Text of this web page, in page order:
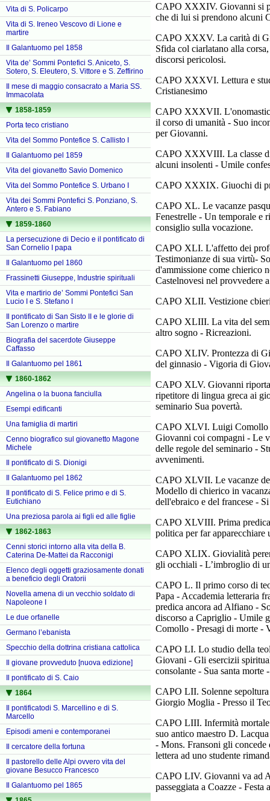
Vita di S. Policarpo
Vita di S. Ireneo Vescovo di Lione e
martire
Il Galantuomo pel 1858
Vita de’ Sommi Pontefici S. Aniceto, S.
Sotero, S. Eleutero, S. Vittore e S. Zeffirino
Il mese di maggio consacrato a Maria SS.
Immacolata
1858-1859
Porta teco cristiano
Vita del Sommo Pontefice S. Callisto I
Il Galantuomo pel 1859
Vita del giovanetto Savio Domenico
Vita del Sommo Pontefice S. Urbano I
Vita dei Sommi Pontefici S. Ponziano, S.
Antero e S. Fabiano
1859-1860
La persecuzione di Decio e il pontificato di
San Cornelio I papa
Il Galantuomo pel 1860
Frassinetti Giuseppe, Industrie spirituali
Vita e martirio de’ Sommi Pontefici San
Lucio I e S. Stefano I
Il pontificato di San Sisto II e le glorie di
San Lorenzo o martire
Biografia del sacerdote Giuseppe
Caffasso
Il Galantuomo pel 1861
1860-1862
Angelina o la buona fanciulla
Esempi edificanti
Una famiglia di martiri
Cenno biografico sul giovanetto Magone
Michele
Il pontificato di S. Dionigi
Il Galantuomo pel 1862
Il pontificato di S. Felice primo e di S.
Eutichiano
Una preziosa parola ai figli ed alle figlie
1862-1863
Cenni storici intorno alla vita della B.
Caterina De-Mattei da Racconigi
Elenco degli oggetti graziosamente donati
a beneficio degli Oratorii
Novella amena di un vecchio soldato di
Napoleone I
Le due orfanelle
Germano l’ebanista
Specchio della dottrina cristiana cattolica
Il giovane provveduto [nuova edizione]
Il pontificato di S. Caio
1864
Il pontificatodi S. Marcellino e di S.
Marcello
Episodi ameni e contemporanei
Il cercatore della fortuna
Il pastorello delle Alpi ovvero vita del
giovane Besucco Francesco
Il Galantuomo pel 1865
CAPO XXXIV. Giovanni si
che di lui si prendono alcuni
CAPO XXXV. La carità di
Sfida col ciarlatano alla
discorsi pericolosi.
CAPO XXXVI. Lettura e
Cristianesimo
CAPO XXXVII.
il corso di umanità - Suo
per Giovanni.
CAPO XXXVIII. La classe
alcuni insolenti - Umile
CAPO XXXIX. Giuochi di
CAPO XL. Le vacanze
Fenestrelle - Un temporale e
consiglio sulla vocazione.
CAPO XLI. L'affetto dei
Testimonianze di sua virtù-
d'ammissione come chierico
Castelnovesi nel provvedere
CAPO XLII. Vestizione
CAPO XLIII. La vita del
altro sogno - Ricreazioni.
CAPO XLIV. Prontezza di
del ginnasio - Vigoria di
CAPO XLV. Giovanni
ripetitore di lingua greca ai
seminario Sua povertà.
CAPO XLVI. Luigi Comollo
Giovanni coi compagni - Le
delle regole del seminario -
avvenimenti.
CAPO XLVII. Le vacanze
Modello di chierico in
dell'ebraico e del francese -
CAPO XLVIII. Prima predica
politica per far
CAPO XLIX. Giovialità
gli occhiali - L’imbroglio di
CAPO L. Il primo corso di
Papa - Accademia letteraria
predica ancora ad Alfiano -
discorso a Capriglio - Umile
Comollo - Presagi di morte -
CAPO LI. Lo studio della
Giovani - Gli esercizii
consolante - Sua santa morte
CAPO LII. Solenne
Giorgio Moglia - Presso il
CAPO LIII. Infermità
suo antico maestro D.
- Mons. Fransoni gli
lettera ad uno studente
CAPO LIV. Giovanni va ad
passeggiata a Coazze -